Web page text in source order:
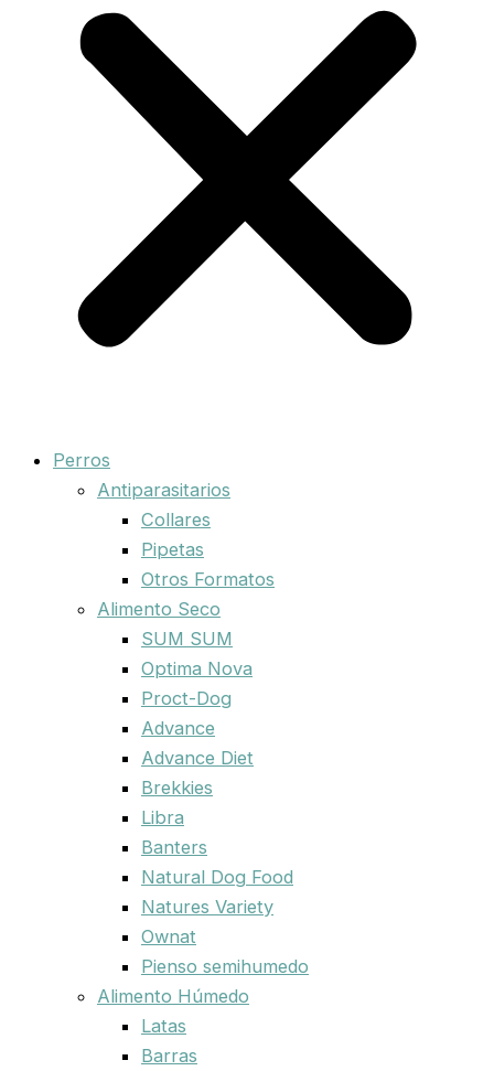
Perros
Antiparasitarios
Collares
Pipetas
Otros Formatos
Alimento Seco
SUM SUM
Optima Nova
Proct-Dog
Advance
Advance Diet
Brekkies
Libra
Banters
Natural Dog Food
Natures Variety
Ownat
Pienso semihumedo
Alimento Húmedo
Latas
Barras